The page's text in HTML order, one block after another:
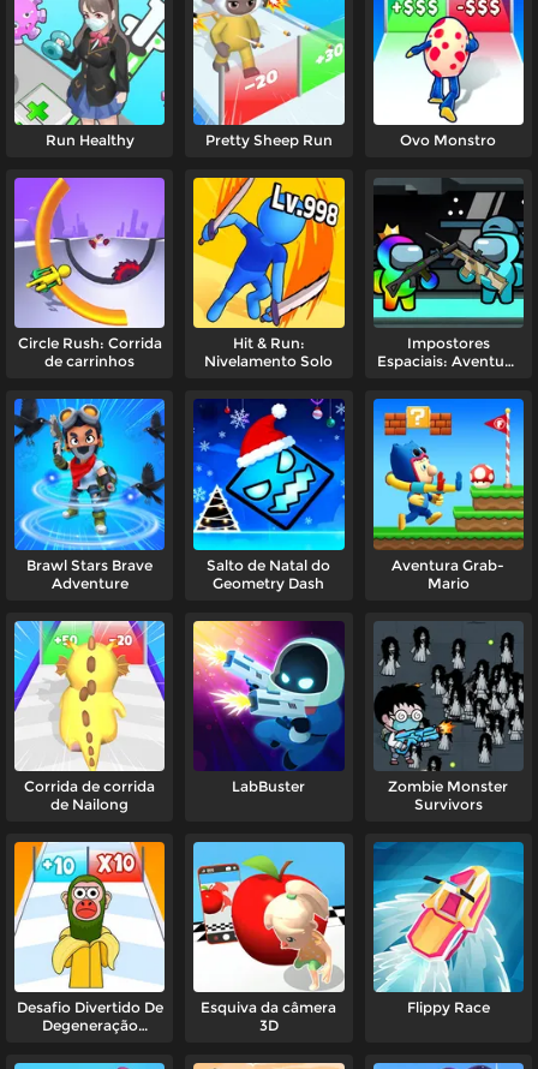
Run Healthy Pretty Sheep Run Ovo Monstro
Circle Rush: Corrida
de carrinhos
Hit & Run:
Nivelamento Solo
Impostores
Espaciais: Aventura
Brawl Stars Brave
Adventure
Salto de Natal do
Geometry Dash
Aventura Grab-
Mario
Corrida de corrida
de Nailong
LabBuster
Zombie Monster
Survivors
Desafio Divertido De
Degeneração
Esquiva da câmera
3D
Flippy Race